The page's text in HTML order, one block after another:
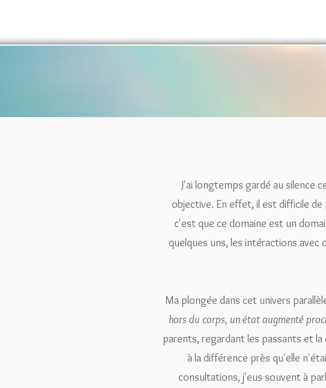
J'ai longtemps gardé au silence
objective. En effet, il est difficile
c'est que ce domaine est un
quelques uns, les intéractions
Ma plongée dans cet univers
hors du corps, un état augmenté
parents, regardant les passants et la
à la différence près qu'elle
consultations, j'eus souvent à